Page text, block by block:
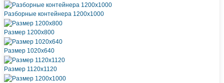
Разборные контейнера 1200х1000
Размер 1200х800
Размер 1020х640
Размер 1120х1120